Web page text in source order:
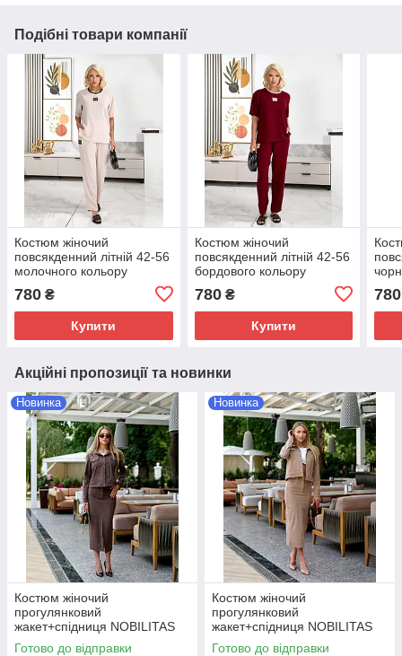
Подібні товари компанії
Костюм жіночий
повсякденний лiтнiй 42-56
молочного кольору
780 ₴
Купити
Костюм жіночий
повсякденний лiтнiй 42-56
бордового кольору
780₴
Купити
780
Акційні пропозиції та новинки
Новинка
Костюм жіночий
прогулянковий
жакет+спiдниця NOBILITAS
42-52 кавового кольору
Готово до відправки
Новинка
Костюм жіночий
прогулянковий
жакет+спiдниця NOBILITAS
42-52 бежевого кольору
Готово до відправки